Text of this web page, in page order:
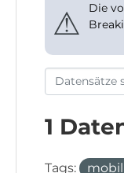
⚠
Die
1
Tags: